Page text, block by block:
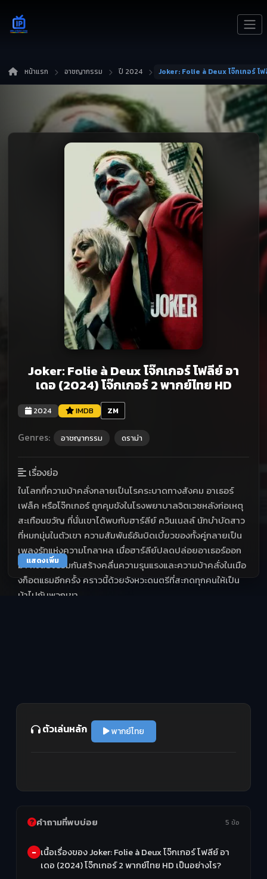
หน้าแรก อาชญากรรม ปี 2024
Joker: Folie à Deux โจ๊กเกอร์ โฟลีย์ อา
เดอ (2024) โจ๊กเกอร์ 2 พากย์ไทย HD
2024 IMDB ZM
Genres: อาชญากรรม ดราม่า
เรื่องย่อ
ในโลกที่ความบ้าคลั่งกลายเป็นโรคระบาดทางสังคม อาเธอร์
เฟล็ค หรือโจ๊กเกอร์ ถูกคุมขังในโรงพยาบาลจิตเวชหลังก่อเหตุ
สะเทือนขวัญ ที่นั่นเขาได้พบกับฮาร์ลีย์ ควินเนลล์ นักบำบัดสาว
ที่หมกมุ่นในตัวเขา ความสัมพันธ์อันบิดเบี้ยวของทั้งคู่กลายเป็น
เพลงรักแห่งความโกลาหล เมื่อฮาร์ลีย์ปลดปล่อยอาเธอร์ออก
มา ทั้งสองร่วมกันสร้างคลื่นความรุนแรงและความบ้าคลั่งในเมือ
งก็อตแธมอีกครั้ง คราวนี้ด้วยจังหวะดนตรีที่สะกดทุกคนให้เป็น
บ้าไปกับพวกเขา
แสดงเพิ่ม
ตัวเล่นหลัก พากย์ไทย
คำถามที่พบบ่อย 5 ข้อ
เนื้อเรื่องของ Joker: Folie à Deux โจ๊กเกอร์ โฟลีย์ อา
เดอ (2024) โจ๊กเกอร์ 2 พากย์ไทย HD เป็นอย่างไร?